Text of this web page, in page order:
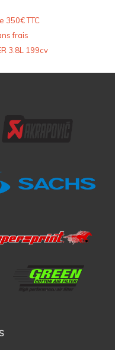
350€ TTC
frais
3.8L 199cv